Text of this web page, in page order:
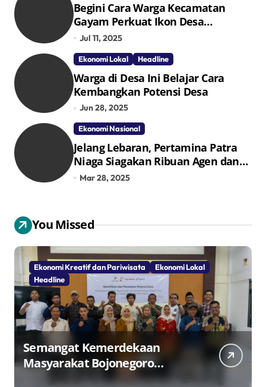
Begini Cara Warga Kecamatan
Gayam Perkuat Ikon Desa
Penggerak Ekonomi Lokal Melalui
Jul 11, 2025
Ekonomi Lokal Headline
Warga di Desa Ini Belajar Cara
Kembangkan Potensi Desa
Jun 28, 2025
Ekonomi Nasional
Jelang Lebaran, Pertamina Patra
Niaga Siagakan Ribuan Agen dan
Pangkalan LPG 3 Kg
Mar 28, 2025
You Missed
Ekonomi Kreatif dan Pariwisata
Ekonomi Lokal
Headline
Semangat Kemerdekaan
Masyarakat Bojonegoro
Bangun Desa Mandiri Ekonomi